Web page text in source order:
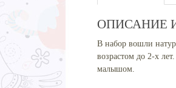
ОПИСАНИЕ
В набор вошли
возрастом до 2-х лет.
малышом.